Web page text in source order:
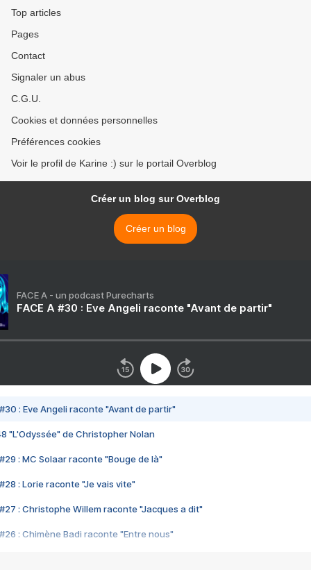
Top articles
Pages
Contact
Signaler un abus
C.G.U.
Cookies et données personnelles
Préférences cookies
Voir le profil de Karine :) sur le portail Overblog
Créer un blog sur Overblog
Créer un blog
FACE A - un podcast Purecharts
FACE A #30 : Eve Angeli raconte "Avant de partir"
#30 : Eve Angeli raconte "Avant de partir"
"L'Odyssée" de Christopher Nolan
#29 : MC Solaar raconte "Bouge de là"
#28 : Lorie raconte "Je vais vite"
#27 : Christophe Willem raconte "Jacques a dit"
#26 : Chimène Badi raconte "Entre nous"